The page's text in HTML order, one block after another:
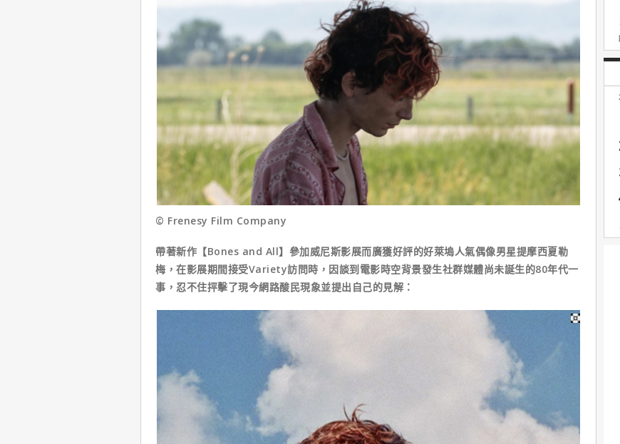
© Frenesy Film Company
帶著新作【Bones and All】參加威尼斯影展而廣獲好評的好萊塢人氣偶像男星提摩西夏勒
梅，在影展期間接受Variety訪問時，因談到電影時空背景發生社群媒體尚未誕生的80年代一
事，忍不住抨擊了現今網路酸民現象並提出自己的見解：